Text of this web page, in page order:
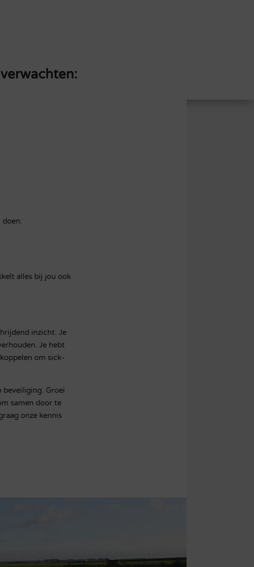
doen:
alles bij jou ook
inzicht. Je
Je hebt
om sick-
beveiliging. Groei
samen door te
onze kennis